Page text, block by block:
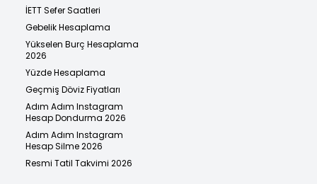
İETT Sefer Saatleri
Gebelik Hesaplama
Yükselen Burç Hesaplama
2026
Yüzde Hesaplama
Geçmiş Döviz Fiyatları
Adım Adım Instagram
Hesap Dondurma 2026
Adım Adım Instagram
Hesap Silme 2026
Resmi Tatil Takvimi 2026